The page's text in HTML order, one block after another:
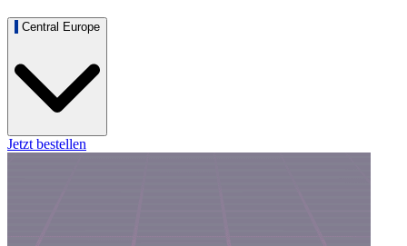
Central Europe
Jetzt bestellen